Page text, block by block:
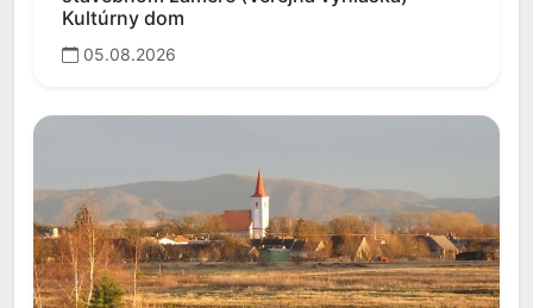
Kultúrny dom
05.08.2026